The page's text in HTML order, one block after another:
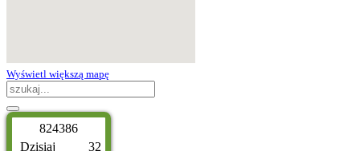
Wyświetl większą mapę
824386
Dzisiaj
32